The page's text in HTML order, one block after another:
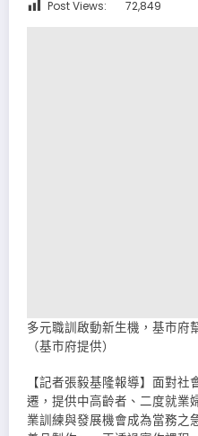
Post Views: 72,849
多元職訓啟動新生機，基市府
（基市府提供）
【記者張毅基隆報導】面對
遷，提供中高齡者、二度就業
業訓練與發展機會成為當務之